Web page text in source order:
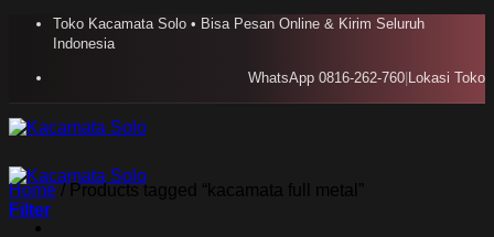
Skip
Toko Kacamata Solo • Bisa Pesan Online & Kirim Seluruh
Indonesia
WhatsApp 0816-262-760 Lokasi Toko
Home /Products tagged “kacamata full metal”
Filter